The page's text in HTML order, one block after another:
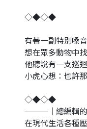
◇◆◇◆
有著一副特別嗓
想在眾多動物中
他聽說有一支巡
小虎心想：也許
◇◆◇◆
───｜總編輯
在現代生活各種